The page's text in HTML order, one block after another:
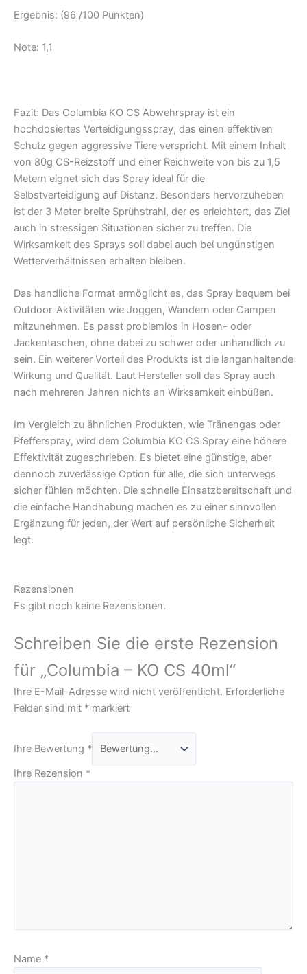
Ergebnis: (96 /100 Punkten)
Note: 1,1
Fazit: Das Columbia KO CS Abwehrspray ist ein
hochdosiertes Verteidigungsspray, das einen effektiven
Schutz gegen aggressive Tiere verspricht. Mit einem Inhalt
von 80g CS-Reizstoff und einer Reichweite von bis zu 1,5
Metern eignet sich das Spray ideal für die
Selbstverteidigung auf Distanz. Besonders hervorzuheben
ist der 3 Meter breite Sprühstrahl, der es erleichtert, das Ziel
auch in stressigen Situationen sicher zu treffen. Die
Wirksamkeit des Sprays soll dabei auch bei ungünstigen
Wetterverhältnissen erhalten bleiben.
Das handliche Format ermöglicht es, das Spray bequem bei
Outdoor-Aktivitäten wie Joggen, Wandern oder Campen
mitzunehmen. Es passt problemlos in Hosen- oder
Jackentaschen, ohne dabei zu schwer oder unhandlich zu
sein. Ein weiterer Vorteil des Produkts ist die langanhaltende
Wirkung und Qualität. Laut Hersteller soll das Spray auch
nach mehreren Jahren nichts an Wirksamkeit einbüßen.
Im Vergleich zu ähnlichen Produkten, wie Tränengas oder
Pfefferspray, wird dem Columbia KO CS Spray eine höhere
Effektivität zugeschrieben. Es bietet eine günstige, aber
dennoch zuverlässige Option für alle, die sich unterwegs
sicher fühlen möchten. Die schnelle Einsatzbereitschaft und
die einfache Handhabung machen es zu einer sinnvollen
Ergänzung für jeden, der Wert auf persönliche Sicherheit
legt.
Rezensionen
Es gibt noch keine Rezensionen.
Schreiben Sie die erste Rezension
für „Columbia – KO CS 40ml“
Ihre E-Mail-Adresse wird nicht veröffentlicht. Erforderliche
Felder sind mit * markiert
Ihre Bewertung *
Ihre Rezension *
Name *